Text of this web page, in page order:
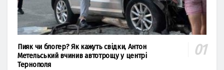
Пияк чи блогер? Як кажуть свідки, Антон
Метельський вчинив автотрощу у центрі
Тернополя